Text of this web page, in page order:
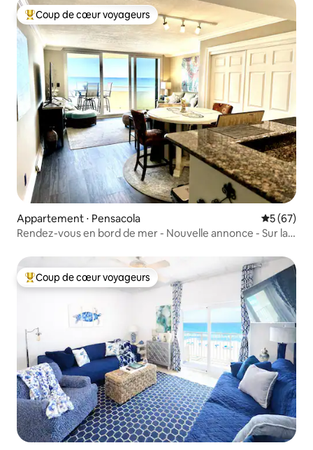
Coups de cœur voyageurs les plus appréciés
Coup de cœur voyageurs
Appartement ⋅ Pensacola
5 (67)
Rendez-vous en bord de mer - Nouvelle annonce - Sur la
Coups de cœur voyageurs les plus appréciés
Coup de cœur voyageurs